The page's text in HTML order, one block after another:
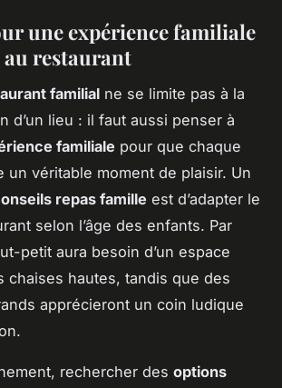
une expérience familiale
restaurant
familial ne se limite pas à la
d’un lieu : il faut aussi penser à
familiale pour que chaque
un véritable moment de plaisir. Un
repas famille est d’adapter le
selon l’âge des enfants. Par
petit aura besoin d’un espace
chaises hautes, tandis que des
apprécieront un coin ludique
rechercher des options